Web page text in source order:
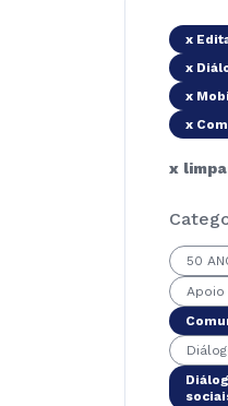
x
x
x
x
x
50
Apoio